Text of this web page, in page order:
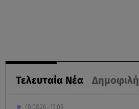
Τελευταία Νέα Δημοφιλή
10.08.26 , 13:09